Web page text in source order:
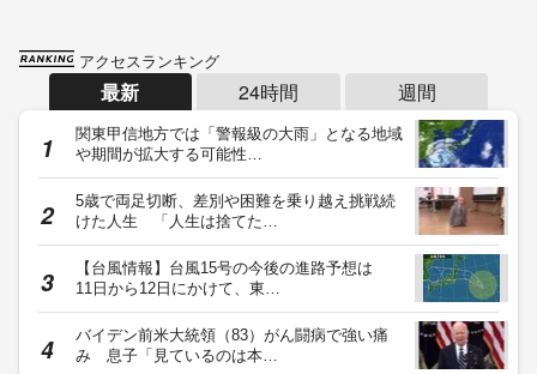
アクセスランキング
最新 24時間 週間
関東甲信地方では「警報級の大雨」となる地域
や期間が拡大する可能性…
5歳で両足切断、差別や困難を乗り越え挑戦続
けた人生 「人生は捨てた…
【台風情報】台風15号の今後の進路予想は
11日から12日にかけて、東…
バイデン前米大統領（83）がん闘病で強い痛
み 息子「見ているのは本…